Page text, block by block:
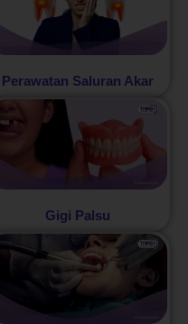
Perawatan Saluran Akar
Gigi Palsu